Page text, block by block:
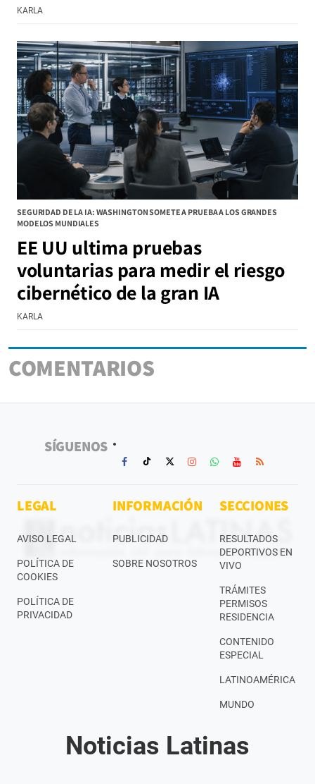
KARLA
SEGURIDAD DE LA IA: WASHINGTON SOMETE A PRUEBA A LOS GRANDES
MODELOS MUNDIALES
EE UU ultima pruebas
voluntarias para medir el riesgo
cibernético de la gran IA
KARLA
COMENTARIOS
SÍGUENOS
LEGAL
AVISO LEGAL
POLÍTICA DE
COOKIES
POLÍTICA DE
PRIVACIDAD
INFORMACIÓN
PUBLICIDAD
SOBRE NOSOTROS
SECCIONES
RESULTADOS
DEPORTIVOS EN
VIVO
TRÁMITES
PERMISOS
RESIDENCIA
CONTENIDO
ESPECIAL
LATINOAMÉRICA
MUNDO
Noticias Latinas